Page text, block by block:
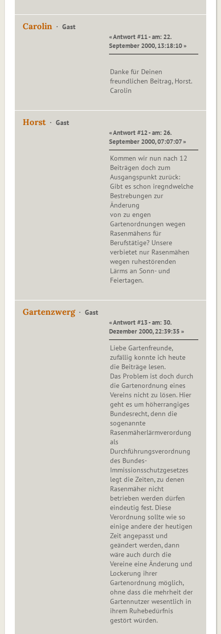
Carolin Gast
« Antwort #11 - am: 22.
September 2000, 13:18:10 »
Danke für Deinen
freundlichen Beitrag, Horst.
Carolin
Horst Gast
« Antwort #12 - am: 26.
September 2000, 07:07:07 »
Kommen wir nun nach 12
Beiträgen doch zum
Ausgangspunkt zurück:
Gibt es schon iregndwelche
Bestrebungen zur
Änderung
von zu engen
Gartenordnungen wegen
Rasenmähens für
Berufstätige? Unsere
verbietet nur Rasenmähen
wegen ruhestörenden
Lärms an Sonn- und
Feiertagen.
Gartenzwerg Gast
« Antwort #13 - am: 30.
Dezember 2000, 22:39:35 »
Liebe Gartenfreunde,
zufällig konnte ich heute
die Beiträge lesen.
Das Problem ist doch durch
die Gartenordnung eines
Vereins nicht zu lösen. Hier
geht es um höherrangiges
Bundesrecht, denn die
sogenannte
Rasenmäherlärmverordung
als
Durchführungsverordnung
des Bundes-
Immissionsschutzgesetzes
legt die Zeiten, zu denen
Rasenmäher nicht
betrieben werden dürfen
eindeutig fest. Diese
Verordnung sollte wie so
einige andere der heutigen
Zeit angepasst und
geändert werden, dann
wäre auch durch die
Vereine eine Änderung und
Lockerung ihrer
Gartenordnung möglich,
ohne dass die mehrheit der
Gartennutzer wesentlich in
ihrem Ruhebedürfnis
gestört würden.